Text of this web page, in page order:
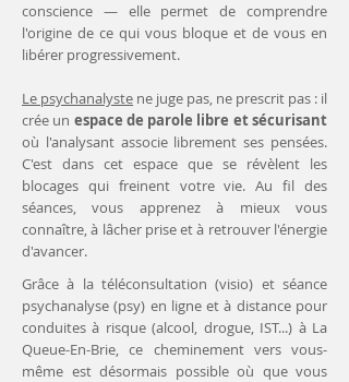
conscience — elle permet de comprendre
l'origine de ce qui vous bloque et de vous en
libérer progressivement.
Le psychanalyste ne juge pas, ne prescrit pas : il
crée un espace de parole libre et sécurisant
où l'analysant associe librement ses pensées.
C'est dans cet espace que se révèlent les
blocages qui freinent votre vie. Au fil des
séances, vous apprenez à mieux vous
connaître, à lâcher prise et à retrouver l'énergie
d'avancer.
Grâce à la téléconsultation (visio) et séance
psychanalyse (psy) en ligne et à distance pour
conduites à risque (alcool, drogue, IST...) à La
Queue-En-Brie, ce cheminement vers vous-
même est désormais possible où que vous